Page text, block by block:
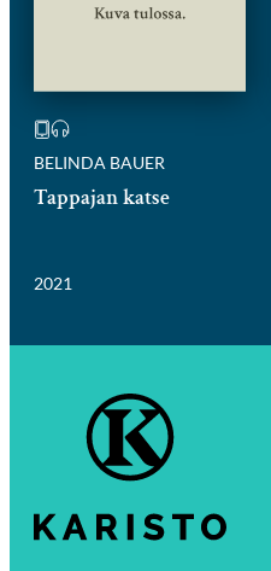
BELINDA BAUER
Tappajan katse
2021